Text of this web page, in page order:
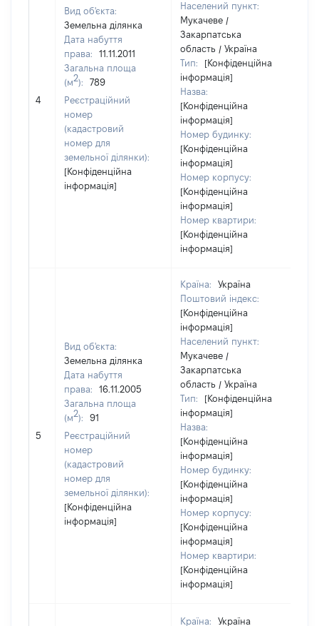
4
Вид об'єкта:
Земельна ділянка
Дата набуття
права:
11.11.2011
Загальна площа
(м2):
789
Реєстраційний
номер
(кадастровий
номер для
земельної ділянки):
[Конфіденційна
інформація]
Населений пункт:
Мукачеве /
Закарпатська
область / Україна
Тип:
[Конфіденційна
інформація]
Назва:
[Конфіденційна
інформація]
Номер будинку:
[Конфіденційна
інформація]
Номер корпусу:
[Конфіденційна
інформація]
Номер квартири:
[Конфіденційна
інформація]
5
Вид об'єкта:
Земельна ділянка
Дата набуття
права:
16.11.2005
Загальна площа
(м2):
91
Реєстраційний
номер
(кадастровий
номер для
земельної ділянки):
[Конфіденційна
інформація]
Країна:
Україна
Поштовий індекс:
[Конфіденційна
інформація]
Населений пункт:
Мукачеве /
Закарпатська
область / Україна
Тип:
[Конфіденційна
інформація]
Назва:
[Конфіденційна
інформація]
Номер будинку:
[Конфіденційна
інформація]
Номер корпусу:
[Конфіденційна
інформація]
Номер квартири:
[Конфіденційна
інформація]
Країна: Україна